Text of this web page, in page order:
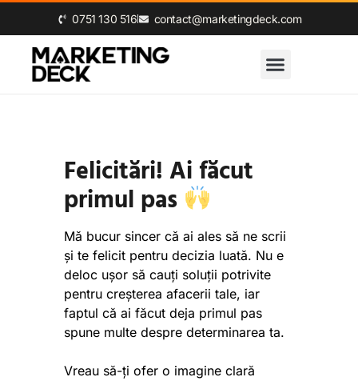
0‪751 130 516‬ contact@marketingdeck.com
Felicitări! Ai făcut
primul pas
Mă bucur sincer că ai ales să ne scrii
și te felicit pentru decizia luată. Nu e
deloc ușor să cauți soluții potrivite
pentru creșterea afacerii tale, iar
faptul că ai făcut deja primul pas
spune multe despre determinarea ta.
Vreau să-ți ofer o imagine clară